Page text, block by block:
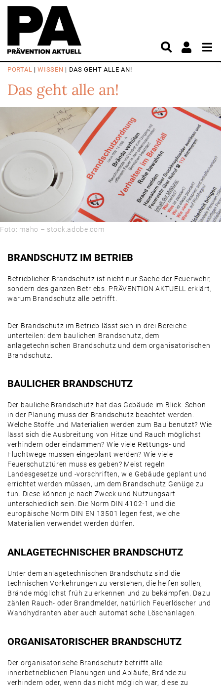
PORTAL |WISSEN | DAS GEHT ALLE AN!
Das geht alle an!
Foto: maho – stock.adobe.com
BRANDSCHUTZ IM BETRIEB
Betrieblicher Brandschutz ist nicht nur Sache der Feuerwehr,
sondern des ganzen Betriebs. PRÄVENTION AKTUELL erklärt,
warum Brandschutz alle betrifft.
Der Brandschutz im Betrieb lässt sich in drei Bereiche
unterteilen: dem baulichen Brandschutz, dem
anlagetechnischen Brandschutz und dem organisatorischen
Brandschutz.
BAULICHER BRANDSCHUTZ
Der bauliche Brandschutz hat das Gebäude im Blick. Schon
in der Planung muss der Brandschutz beachtet werden.
Welche Stoffe und Materialien werden zum Bau benutzt? Wie
lässt sich die Ausbreitung von Hitze und Rauch möglichst
verhindern oder eindämmen? Wie viele Rettungs- und
Fluchtwege müssen eingeplant werden? Wie viele
Feuerschutztüren muss es geben? Meist regeln
Landesgesetze und -vorschriften, wie Gebäude geplant und
errichtet werden müssen, um dem Brandschutz Genüge zu
tun. Diese können je nach Zweck und Nutzungsart
unterschiedlich sein. Die Norm DIN 4102-1 und die
europäische Norm DIN EN 13501 legen fest, welche
Materialien verwendet werden dürfen.
ANLAGETECHNISCHER BRANDSCHUTZ
Unter dem anlagetechnischen Brandschutz sind die
technischen Vorkehrungen zu verstehen, die helfen sollen,
Brände möglichst früh zu erkennen und zu bekämpfen. Dazu
zählen Rauch- oder Brandmelder, natürlich Feuerlöscher und
Wandhydranten aber auch automatische Löschanlagen.
ORGANISATORISCHER BRANDSCHUTZ
Der organisatorische Brandschutz betrifft alle
innerbetrieblichen Planungen und Abläufe, Brände zu
verhindern oder, wenn das nicht möglich war, diese zu